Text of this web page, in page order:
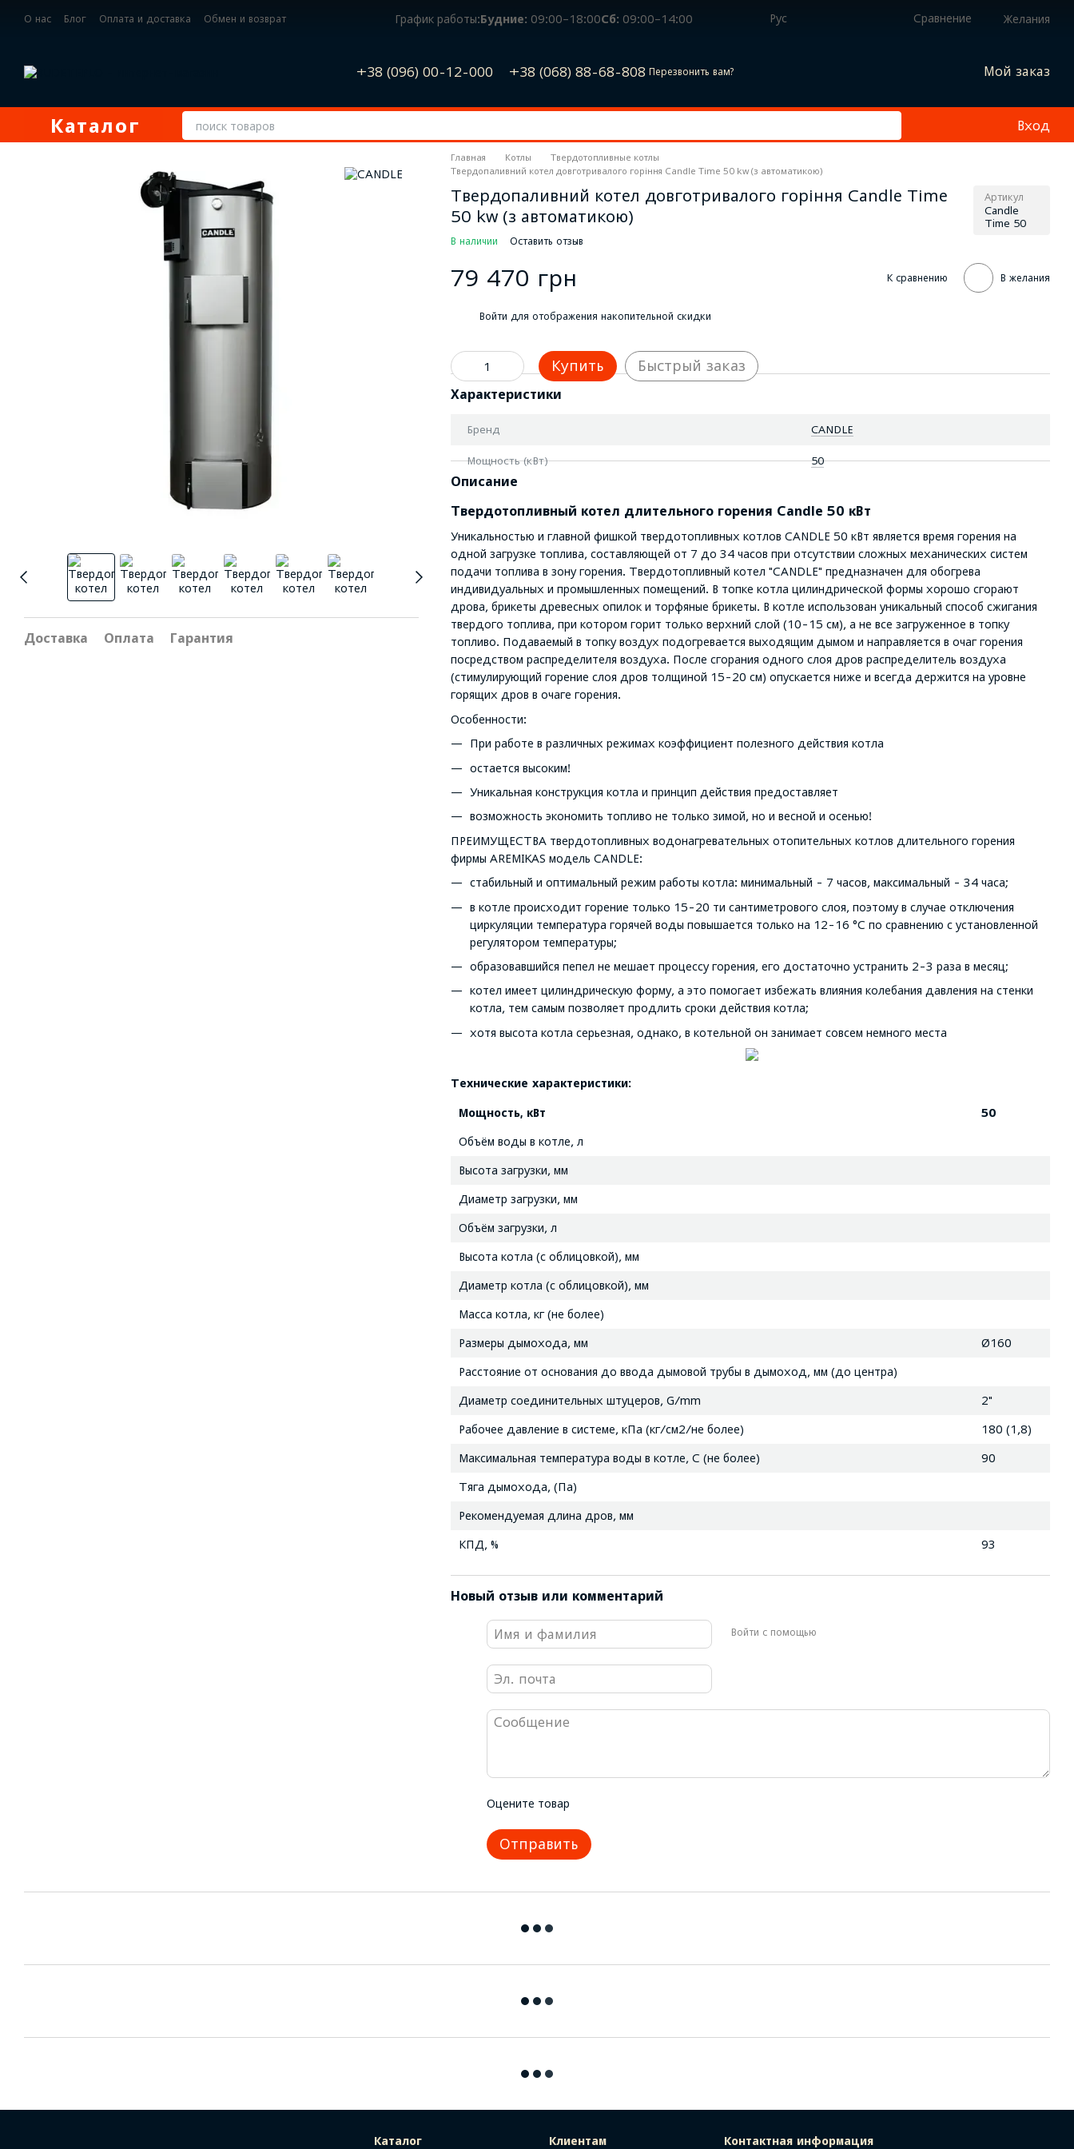
О нас Блог Оплата и доставка
Обмен и возврат
График работы:Будние: 09:00–18:00Сб: 09:00–14:00 Рус Сравнение Желания
+38 (096) 00-12-000 +38 (068) 88-68-808 Перезвонить вам? Мой заказ
Каталог Вход
Доставка Оплата Гарантия
Главная Котлы
Твердотопливные котлы
Твердопаливний котел довготривалого горіння Candle Time 50 kw (з автоматикою)
Твердопаливний котел довготривалого горіння Candle Time
50 kw (з автоматикою)
Артикул
Candle
Time 50
В наличии Оставить отзыв
79 470 грн К сравнению В желания
Войти для отображения накопительной скидки
Купить Быстрый заказ
Характеристики
Бренд CANDLE
Мощность (кВт) 50
Описание
Твердотопливный котел длительного горения Candle 50 кВт
Уникальностью и главной фишкой твердотопливных котлов CANDLE 50 кВт является время горения на
одной загрузке топлива, составляющей от 7 до 34 часов при отсутствии сложных механических систем
подачи топлива в зону горения. Твердотопливный котел "CANDLE" предназначен для обогрева
индивидуальных и промышленных помещений. В топке котла цилиндрической формы хорошо сгорают
дрова, брикеты древесных опилок и торфяные брикеты. В котле использован уникальный способ сжигания
твердого топлива, при котором горит только верхний слой (10-15 см), а не все загруженное в топку
топливо. Подаваемый в топку воздух подогревается выходящим дымом и направляется в очаг горения
посредством распределителя воздуха. После сгорания одного слоя дров распределитель воздуха
(стимулирующий горение слоя дров толщиной 15-20 см) опускается ниже и всегда держится на уровне
горящих дров в очаге горения.
Особенности:
При работе в различных режимах коэффициент полезного действия котла
остается высоким!
Уникальная конструкция котла и принцип действия предоставляет
возможность экономить топливо не только зимой, но и весной и осенью!
ПРЕИМУЩЕСТВА твердотопливных водонагревательных отопительных котлов длительного горения
фирмы AREMIKAS модель CANDLE:
стабильный и оптимальный режим работы котла: минимальный - 7 часов, максимальный - 34 часа;
в котле происходит горение только 15-20 ти сантиметрового слоя, поэтому в случае отключения
циркуляции температура горячей воды повышается только на 12-16 °С по сравнению с установленной
регулятором температуры;
образовавшийся пепел не мешает процессу горения, его достаточно устранить 2-3 раза в месяц;
котел имеет цилиндрическую форму, а это помогает избежать влияния колебания давления на стенки
котла, тем самым позволяет продлить сроки действия котла;
хотя высота котла серьезная, однако, в котельной он занимает совсем немного места
Технические характеристики:
Мощность, кВт 50
Объём воды в котле, л
Высота загрузки, мм
Диаметр загрузки, мм
Объём загрузки, л
Высота котла (с облицовкой), мм
Диаметр котла (с облицовкой), мм
Масса котла, кг (не более)
Размеры дымохода, мм Ø160
Расстояние от основания до ввода дымовой трубы в дымоход, мм (до центра)
Диаметр соединительных штуцеров, G/mm 2"
Рабочее давление в системе, кПа (кг/см2/не более) 180 (1,8)
Максимальная температура воды в котле, С (не более) 90
Тяга дымохода, (Па)
Рекомендуемая длина дров, мм
КПД, % 93
Новый отзыв или комментарий
Войти с помощью
Оцените товар
Отправить
Каталог Клиентам Контактная информация